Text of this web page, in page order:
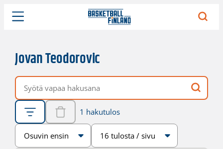
Jovan Teodorovic
Vapaa hakusana
1 hakutulos
Järjestys
Sivukoko